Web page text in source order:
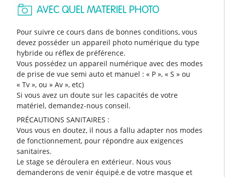
AVEC QUEL MATERIEL PHOTO
Pour suivre ce cours dans de bonnes conditions, vous
devez posséder un appareil photo numérique du type
hybride ou réflex de préférence.
Vous possédez un appareil numérique avec des modes
de prise de vue semi auto et manuel : « P », « S » ou
« Tv », ou » Av », etc)
Si vous avez un doute sur les capacités de votre
matériel, demandez-nous conseil.
PRÉCAUTIONS SANITAIRES :
Vous vous en doutez, il nous a fallu adapter nos modes
de fonctionnement, pour répondre aux exigences
sanitaires.
Le stage se déroulera en extérieur. Nous vous
demanderons de venir équipé.e de votre masque et